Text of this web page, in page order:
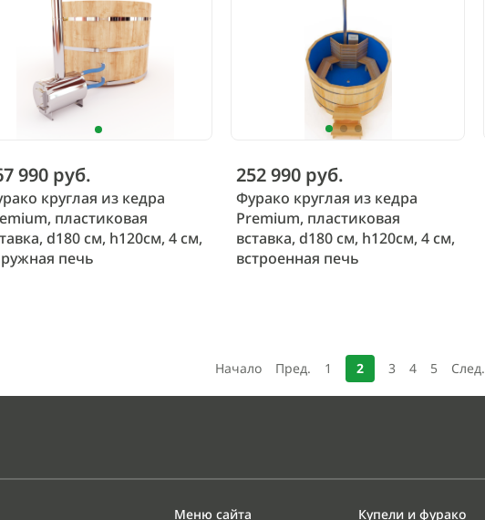
990 руб.
круглая из кедра
пластиковая
d180 см, h120см, 4 см,
печь
252 990 руб.
Фурако круглая из кедра
Premium, пластиковая
вставка, d180 см, h120см, 4 см,
встроенная печь
Начало Пред. 1 2 3 4 5 След.
Меню сайта Купели и фурако